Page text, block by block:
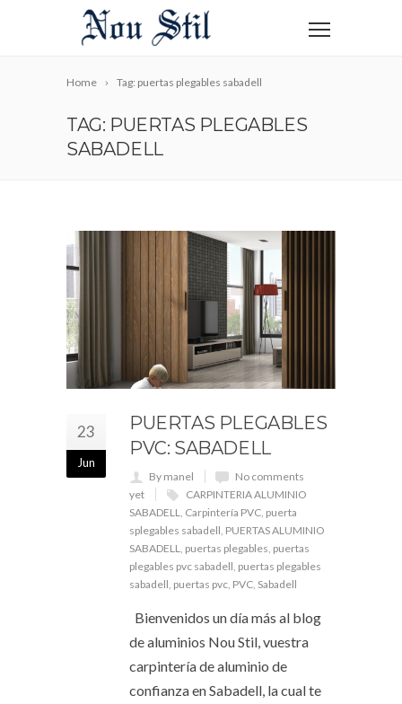
Home Tag: puertas plegables sabadell
TAG: PUERTAS PLEGABLES
SABADELL
23
Jun
PUERTAS PLEGABLES
PVC: SABADELL
By manel
No comments
yet
CARPINTERIA ALUMINIO
SABADELL
Carpintería PVC puerta
splegables sabadell PUERTAS ALUMINIO
SABADELL
puertas plegables puertas
plegables pvc sabadell puertas plegables
sabadell puertas pvc PVC Sabadell
Bienvenidos un día más al blog
de aluminios Nou Stil, vuestra
carpintería de aluminio de
confianza en Sabadell, la cual te